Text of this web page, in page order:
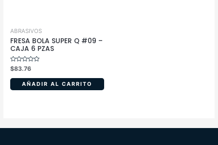
ABRASIVOS
FRESA BOLA SUPER Q #09 –
CAJA 6 PZAS
Valorado
en
0
5
$83.76
AÑADIR AL CARRITO